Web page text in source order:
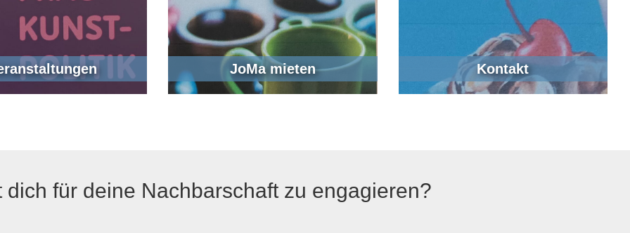
JoMa mieten Kontakt
dich für deine Nachbarschaft zu engagieren?